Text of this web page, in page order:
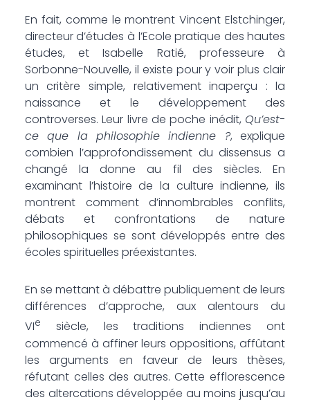
En fait, comme le montrent Vincent Elstchinger,
directeur d’études à l’Ecole pratique des hautes
études, et Isabelle Ratié, professeure à
Sorbonne-Nouvelle, il existe pour y voir plus clair
un critère simple, relativement inaperçu : la
naissance et le développement des
controverses. Leur livre de poche inédit, Qu’est-
ce que la philosophie indienne ?, explique
combien l’approfondissement du dissensus a
changé la donne au fil des siècles. En
examinant l’histoire de la culture indienne, ils
montrent comment d’innombrables conflits,
débats et confrontations de nature
philosophiques se sont développés entre des
écoles spirituelles préexistantes.
En se mettant à débattre publiquement de leurs
différences d’approche, aux alentours du
VIe
siècle, les traditions indiennes ont
commencé à affiner leurs oppositions, affûtant
les arguments en faveur de leurs thèses,
réfutant celles des autres. Cette efflorescence
des altercations développée au moins jusqu’au